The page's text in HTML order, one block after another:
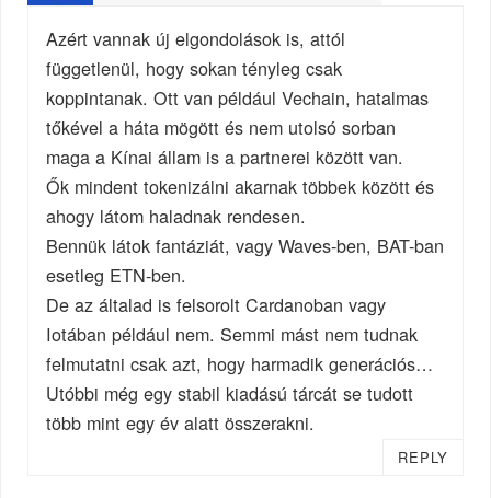
Azért vannak új elgondolások is, attól
függetlenül, hogy sokan tényleg csak
koppintanak. Ott van például Vechain, hatalmas
tőkével a háta mögött és nem utolsó sorban
maga a Kínai állam is a partnerei között van.
Ők mindent tokenizálni akarnak többek között és
ahogy látom haladnak rendesen.
Bennük látok fantáziát, vagy Waves-ben, BAT-ban
esetleg ETN-ben.
De az általad is felsorolt Cardanoban vagy
Iotában például nem. Semmi mást nem tudnak
felmutatni csak azt, hogy harmadik generációs…
Utóbbi még egy stabil kiadású tárcát se tudott
több mint egy év alatt összerakni.
REPLY